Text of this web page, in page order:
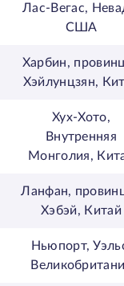
Лас-Вегас,
США
Харбин,
Хэйлунцзян,
Хух-Хото,
Внутренняя
Монголия,
Ланфан,
Хэбэй, Китай
Ньюпорт,